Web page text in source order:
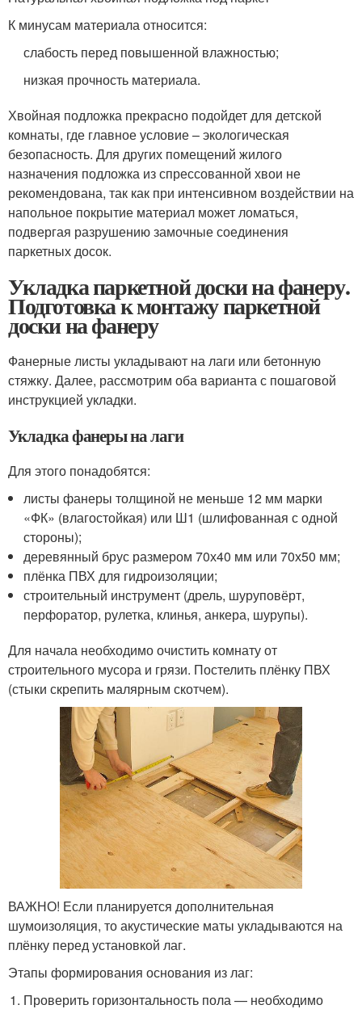
К минусам материала относится:
слабость перед повышенной влажностью;
низкая прочность материала.
Хвойная подложка прекрасно подойдет для детской
комнаты, где главное условие – экологическая
безопасность. Для других помещений жилого
назначения подложка из спрессованной хвои не
рекомендована, так как при интенсивном воздействии на
напольное покрытие материал может ломаться,
подвергая разрушению замочные соединения
паркетных досок.
Укладка паркетной доски на фанеру.
Подготовка к монтажу паркетной
доски на фанеру
Фанерные листы укладывают на лаги или бетонную
стяжку. Далее, рассмотрим оба варианта с пошаговой
инструкцией укладки.
Укладка фанеры на лаги
Для этого понадобятся:
листы фанеры толщиной не меньше 12 мм марки
«ФК» (влагостойкая) или Ш1 (шлифованная с одной
стороны);
деревянный брус размером 70х40 мм или 70х50 мм;
плёнка ПВХ для гидроизоляции;
строительный инструмент (дрель, шуруповёрт,
перфоратор, рулетка, клинья, анкера, шурупы).
Для начала необходимо очистить комнату от
строительного мусора и грязи. Постелить плёнку ПВХ
(стыки скрепить малярным скотчем).
ВАЖНО! Если планируется дополнительная
шумоизоляция, то акустические маты укладываются на
плёнку перед установкой лаг.
Этапы формирования основания из лаг:
Проверить горизонтальность пола — необходимо